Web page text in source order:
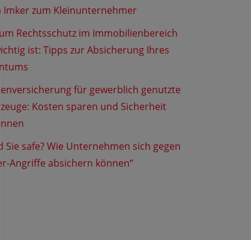
Imker zum Kleinunternehmer
Rechtsschutz im Immobilienbereich
ist: Tipps zur Absicherung Ihres
für gewerblich genutzte
Kosten sparen und Sicherheit
Sie safe? Wie Unternehmen sich gegen
Angriffe absichern können“